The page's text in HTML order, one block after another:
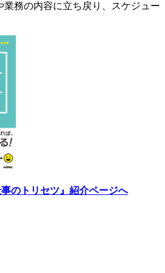
業務の内容に立ち戻り、スケジュー
のトリセツ』紹介ページへ